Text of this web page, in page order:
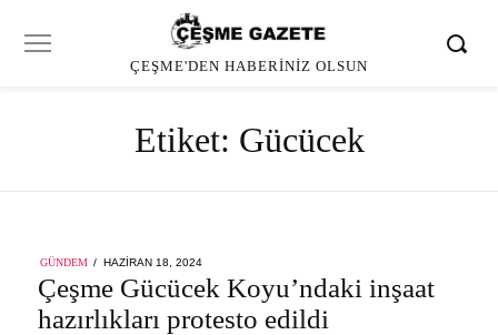
ÇEŞME'DEN HABERINIZ OLSUN
Etiket: Gücücek
GÜNDEM
POSTED
HAZIRAN 18, 2024
Çeşme Gücücek Koyu’ndaki inşaat
hazırlıkları protesto edildi